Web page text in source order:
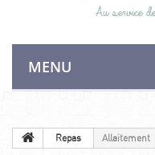
Au service
MENU
Repas Allaitement